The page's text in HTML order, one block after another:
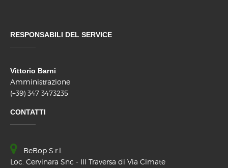
RESPONSABILI DEL SERVICE
Vittorio Barni
Amministrazione
(+39) 347 3473235
CONTATTI
BeBop S.r.l.
Loc. Cervinara Snc - III Traversa di Via Cimate